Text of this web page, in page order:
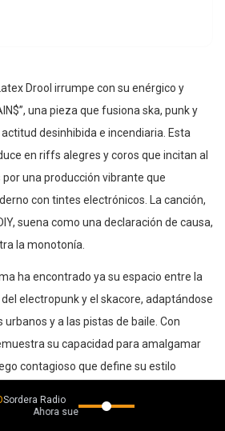
Drool irrumpe con su enérgico y
una pieza que fusiona ska, punk y
desinhibida e incendiaria. Esta
en riffs alegres y coros que incitan al
una producción vibrante que
con tintes electrónicos. La canción,
suena como una declaración de causa,
la monotonía.
ha encontrado ya su espacio entre la
electropunk y el skacore, adaptándose
y a las pistas de baile. Con
su capacidad para amalgamar
contagioso que define su estilo
Sordera Radio
Ahora suena